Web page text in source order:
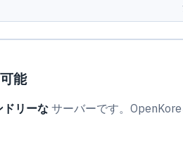
能
リーな サーバーです。